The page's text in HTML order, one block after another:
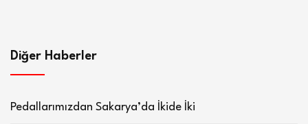
Diğer Haberler
Pedallarımızdan Sakarya’da İkide İki